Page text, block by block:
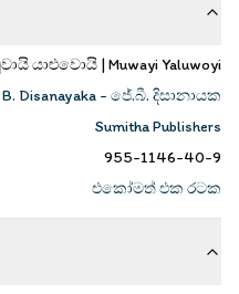
යාළුවොයි | Muwayi Yaluwoyi
B. Disanayaka - ජේ.බී. දිසානායක
Sumitha Publishers
955-1146-40-9
එකෝමත් එක රටක